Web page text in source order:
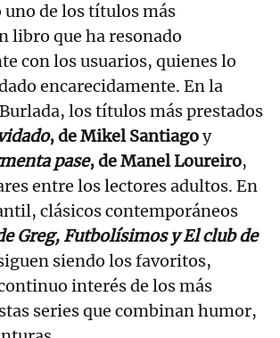
uno de los títulos más
libro que ha resonado
con los usuarios, quienes lo
encarecidamente. En la
los títulos más prestados
, de Mikel Santiagoy
pase, de Manel Loureiro,
entre los lectores adultos. En
clásicos contemporáneos
Greg, Futbolísimos y El club de
siendo los favoritos,
interés de los más
series que combinan humor,